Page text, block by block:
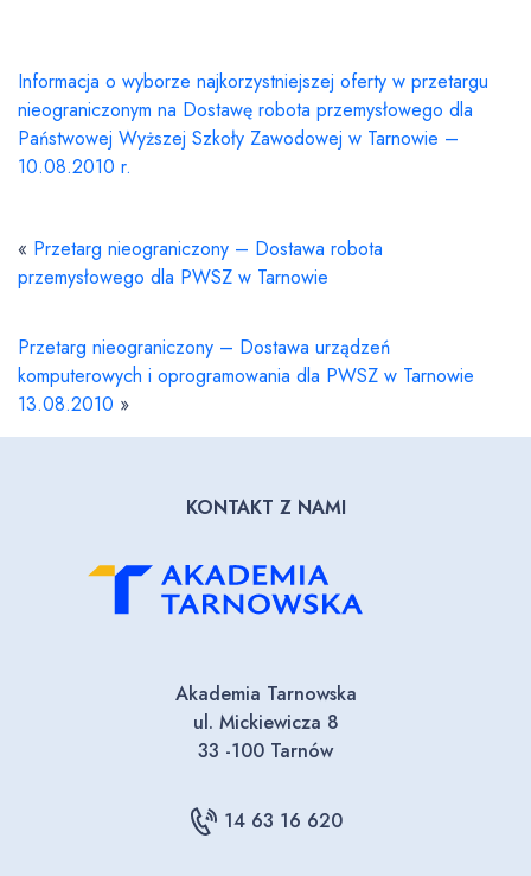
Informacja o wyborze najkorzystniejszej oferty w przetargu
nieograniczonym na Dostawę robota przemysłowego dla
Państwowej Wyższej Szkoły Zawodowej w Tarnowie –
10.08.2010 r.
« Przetarg nieograniczony – Dostawa robota
przemysłowego dla PWSZ w Tarnowie
Przetarg nieograniczony – Dostawa urządzeń
komputerowych i oprogramowania dla PWSZ w Tarnowie
13.08.2010 »
KONTAKT Z NAMI
Akademia Tarnowska
ul. Mickiewicza 8
33 -100 Tarnów
14 63 16 620